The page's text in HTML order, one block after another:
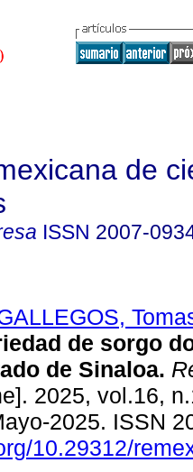
de
ISSN 2007-
de sorgo
de Sinaloa.
2025, vol.16,
2025. ISSN
10.29312/